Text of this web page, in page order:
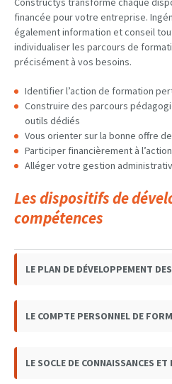
financée pour votre entreprise.
également information et conseil
individualiser les parcours de
précisément à vos besoins.
Identifier l’action de formation
Construire des parcours
outils dédiés
Vous orienter sur la bonne offre
Participer financièrement à l’action
Alléger votre gestion
Les dispositifs de
compétences
LE PLAN DE DÉVELOPPEMENT
LE COMPTE PERSONNEL DE
LE SOCLE DE CONNAISSANCES ET